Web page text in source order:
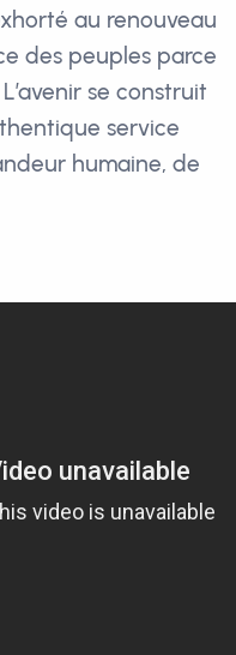
au renouveau
des peuples parce
se construit
service
humaine, de